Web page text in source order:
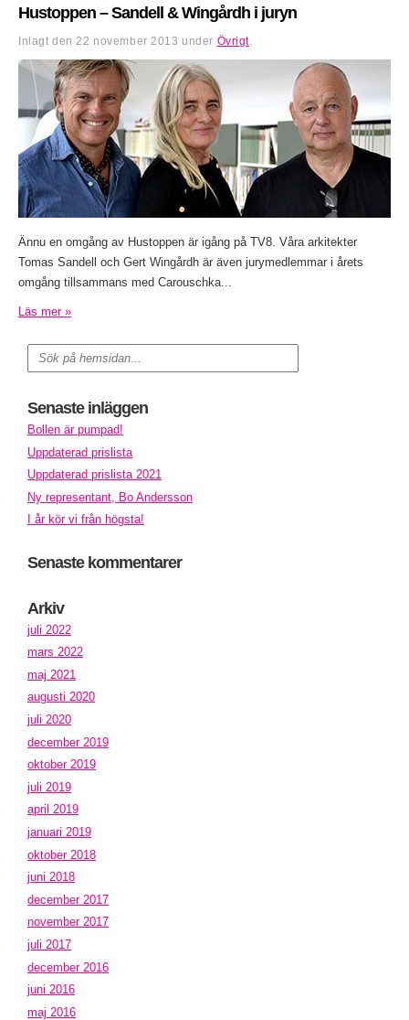
Hustoppen – Sandell & Wingårdh i juryn
Inlagt den 22 november 2013 under Övrigt
Ännu en omgång av Hustoppen är igång på TV8. Våra arkitekter
Tomas Sandell och Gert Wingårdh är även jurymedlemmar i årets
omgång tillsammans med Carouschka...
Läs mer »
Senaste inläggen
Bollen är pumpad!
Uppdaterad prislista
Uppdaterad prislista 2021
Ny representant, Bo Andersson
I år kör vi från högsta!
Senaste kommentarer
Arkiv
juli 2022
mars 2022
maj 2021
augusti 2020
juli 2020
december 2019
oktober 2019
juli 2019
april 2019
januari 2019
oktober 2018
juni 2018
december 2017
november 2017
juli 2017
december 2016
juni 2016
maj 2016